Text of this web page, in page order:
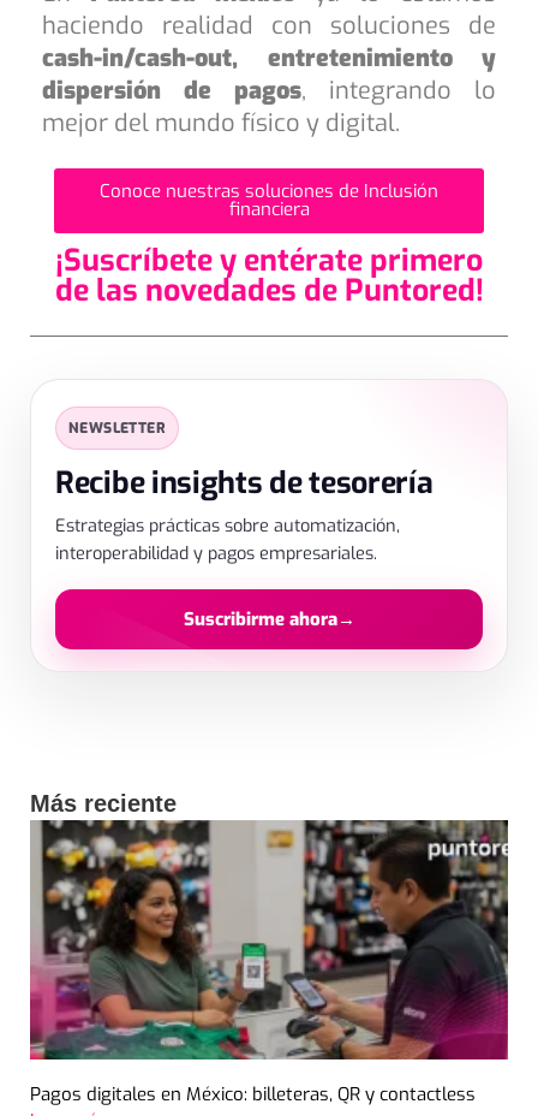
haciendo realidad con soluciones de
cash-in/cash-out, entretenimiento y
dispersión de pagos, integrando lo
mejor del mundo físico y digital.
Conoce nuestras soluciones de Inclusión
financiera
¡Suscríbete y entérate primero
de las novedades de Puntored!
NEWSLETTER
Recibe insights de tesorería
Estrategias prácticas sobre automatización,
interoperabilidad y pagos empresariales.
Suscribirme ahora→
✕
Más reciente
Pagos digitales en México: billeteras, QR y contactless